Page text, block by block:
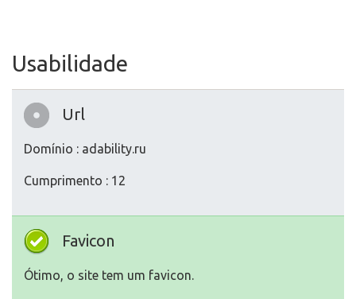
Usabilidade
Url
Domínio : adability.ru
Cumprimento : 12
Favicon
Ótimo, o site tem um favicon.